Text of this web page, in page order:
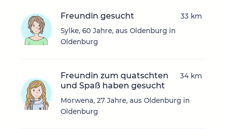
Freundin gesucht
Sylke, 60 Jahre, aus Oldenburg in
Oldenburg
33 km
Freundin zum quatschten
und Spaß haben gesucht
Morwena, 27 Jahre, aus Oldenburg in
Oldenburg
34 km